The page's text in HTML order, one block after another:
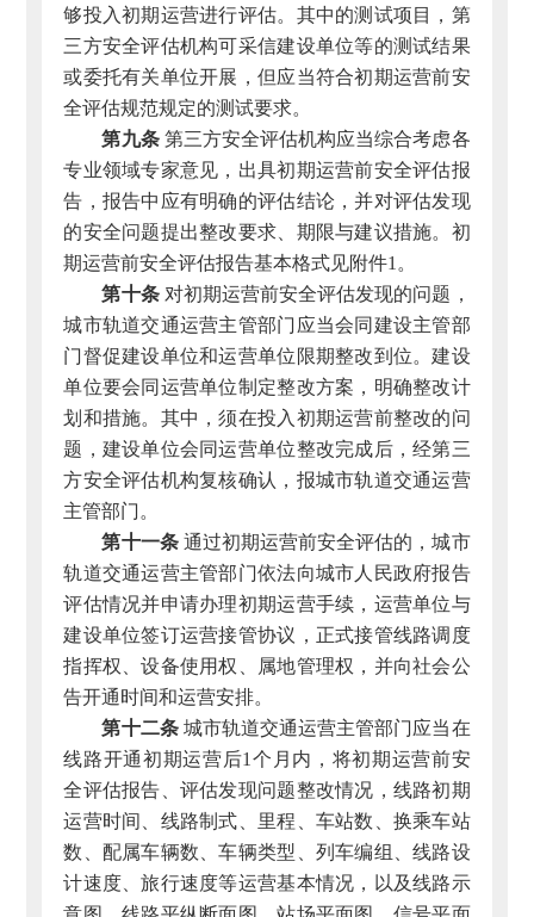
够投入初期运营进行评估。其中的测试项目，第
三方安全评估机构可采信建设单位等的测试结果
或委托有关单位开展，但应当符合初期运营前安
全评估规范规定的测试要求。
第九条第三方安全评估机构应当综合考虑各
专业领域专家意见，出具初期运营前安全评估报
告，报告中应有明确的评估结论，并对评估发现
的安全问题提出整改要求、期限与建议措施。初
期运营前安全评估报告基本格式见附件1。
第十条对初期运营前安全评估发现的问题，
城市轨道交通运营主管部门应当会同建设主管部
门督促建设单位和运营单位限期整改到位。建设
单位要会同运营单位制定整改方案，明确整改计
划和措施。其中，须在投入初期运营前整改的问
题，建设单位会同运营单位整改完成后，经第三
方安全评估机构复核确认，报城市轨道交通运营
主管部门。
第十一条通过初期运营前安全评估的，城市
轨道交通运营主管部门依法向城市人民政府报告
评估情况并申请办理初期运营手续，运营单位与
建设单位签订运营接管协议，正式接管线路调度
指挥权、设备使用权、属地管理权，并向社会公
告开通时间和运营安排。
第十二条城市轨道交通运营主管部门应当在
线路开通初期运营后1个月内，将初期运营前安
全评估报告、评估发现问题整改情况，线路初期
运营时间、线路制式、里程、车站数、换乘车站
数、配属车辆数、车辆类型、列车编组、线路设
计速度、旅行速度等运营基本情况，以及线路示